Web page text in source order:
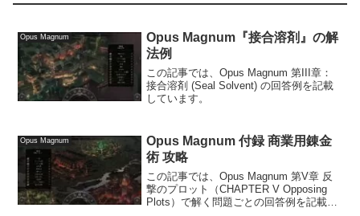
Opus Magnum
Opus Magnum『接合溶剤』の解
法例
この記事では、Opus Magnum 第III章：
接合溶剤 (Seal Solvent) の回答例を記載
しています。
Opus Magnum
Opus Magnum 付録 商業用錬金
術 攻略
この記事では、Opus Magnum 第V章 反
撃のプロット（CHAPTER V Opposing
Plots）で解く問題ごとの回答例を記載し